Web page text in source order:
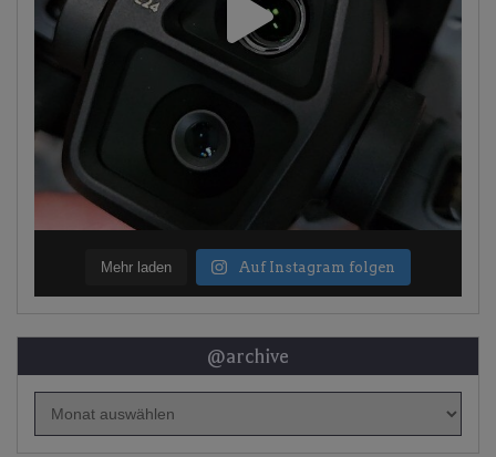
Mehr laden Auf Instagram folgen
@archive